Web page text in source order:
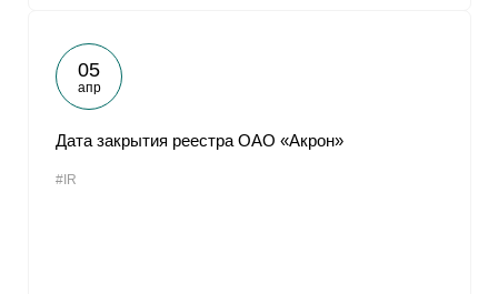
05
апр
Дата закрытия реестра ОАО «Акрон»
#IR